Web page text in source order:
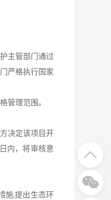
主管部门通过
严格执行国家
管理范围。
决定该项目开
内，将审核意
施,提出生态环

